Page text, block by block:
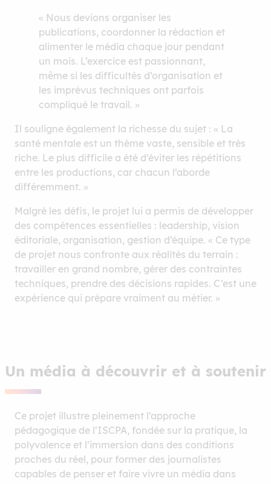
« Nous devions organiser les
publications, coordonner la rédaction et
alimenter le média chaque jour pendant
un mois. L’exercice est passionnant,
même si les difficultés d’organisation et
les imprévus techniques ont parfois
compliqué le travail. »
Il souligne également la richesse du sujet : « La
santé mentale est un thème vaste, sensible et très
riche. Le plus difficile a été d’éviter les répétitions
entre les productions, car chacun l’aborde
différemment. »
Malgré les défis, le projet lui a permis de développer
des compétences essentielles : leadership, vision
éditoriale, organisation, gestion d’équipe. « Ce type
de projet nous confronte aux réalités du terrain :
travailler en grand nombre, gérer des contraintes
techniques, prendre des décisions rapides. C’est une
expérience qui prépare vraiment au métier. »
Un média à découvrir et à soutenir
Ce projet illustre pleinement l’approche
pédagogique de l’ISCPA, fondée sur la pratique, la
polyvalence et l’immersion dans des conditions
proches du réel, pour former des journalistes
capables de penser et faire vivre un média dans